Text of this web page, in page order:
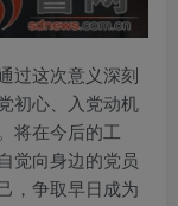
过这次意义深刻
初心、入党动机
将在今后的工
觉向身边的党员
，争取早日成为